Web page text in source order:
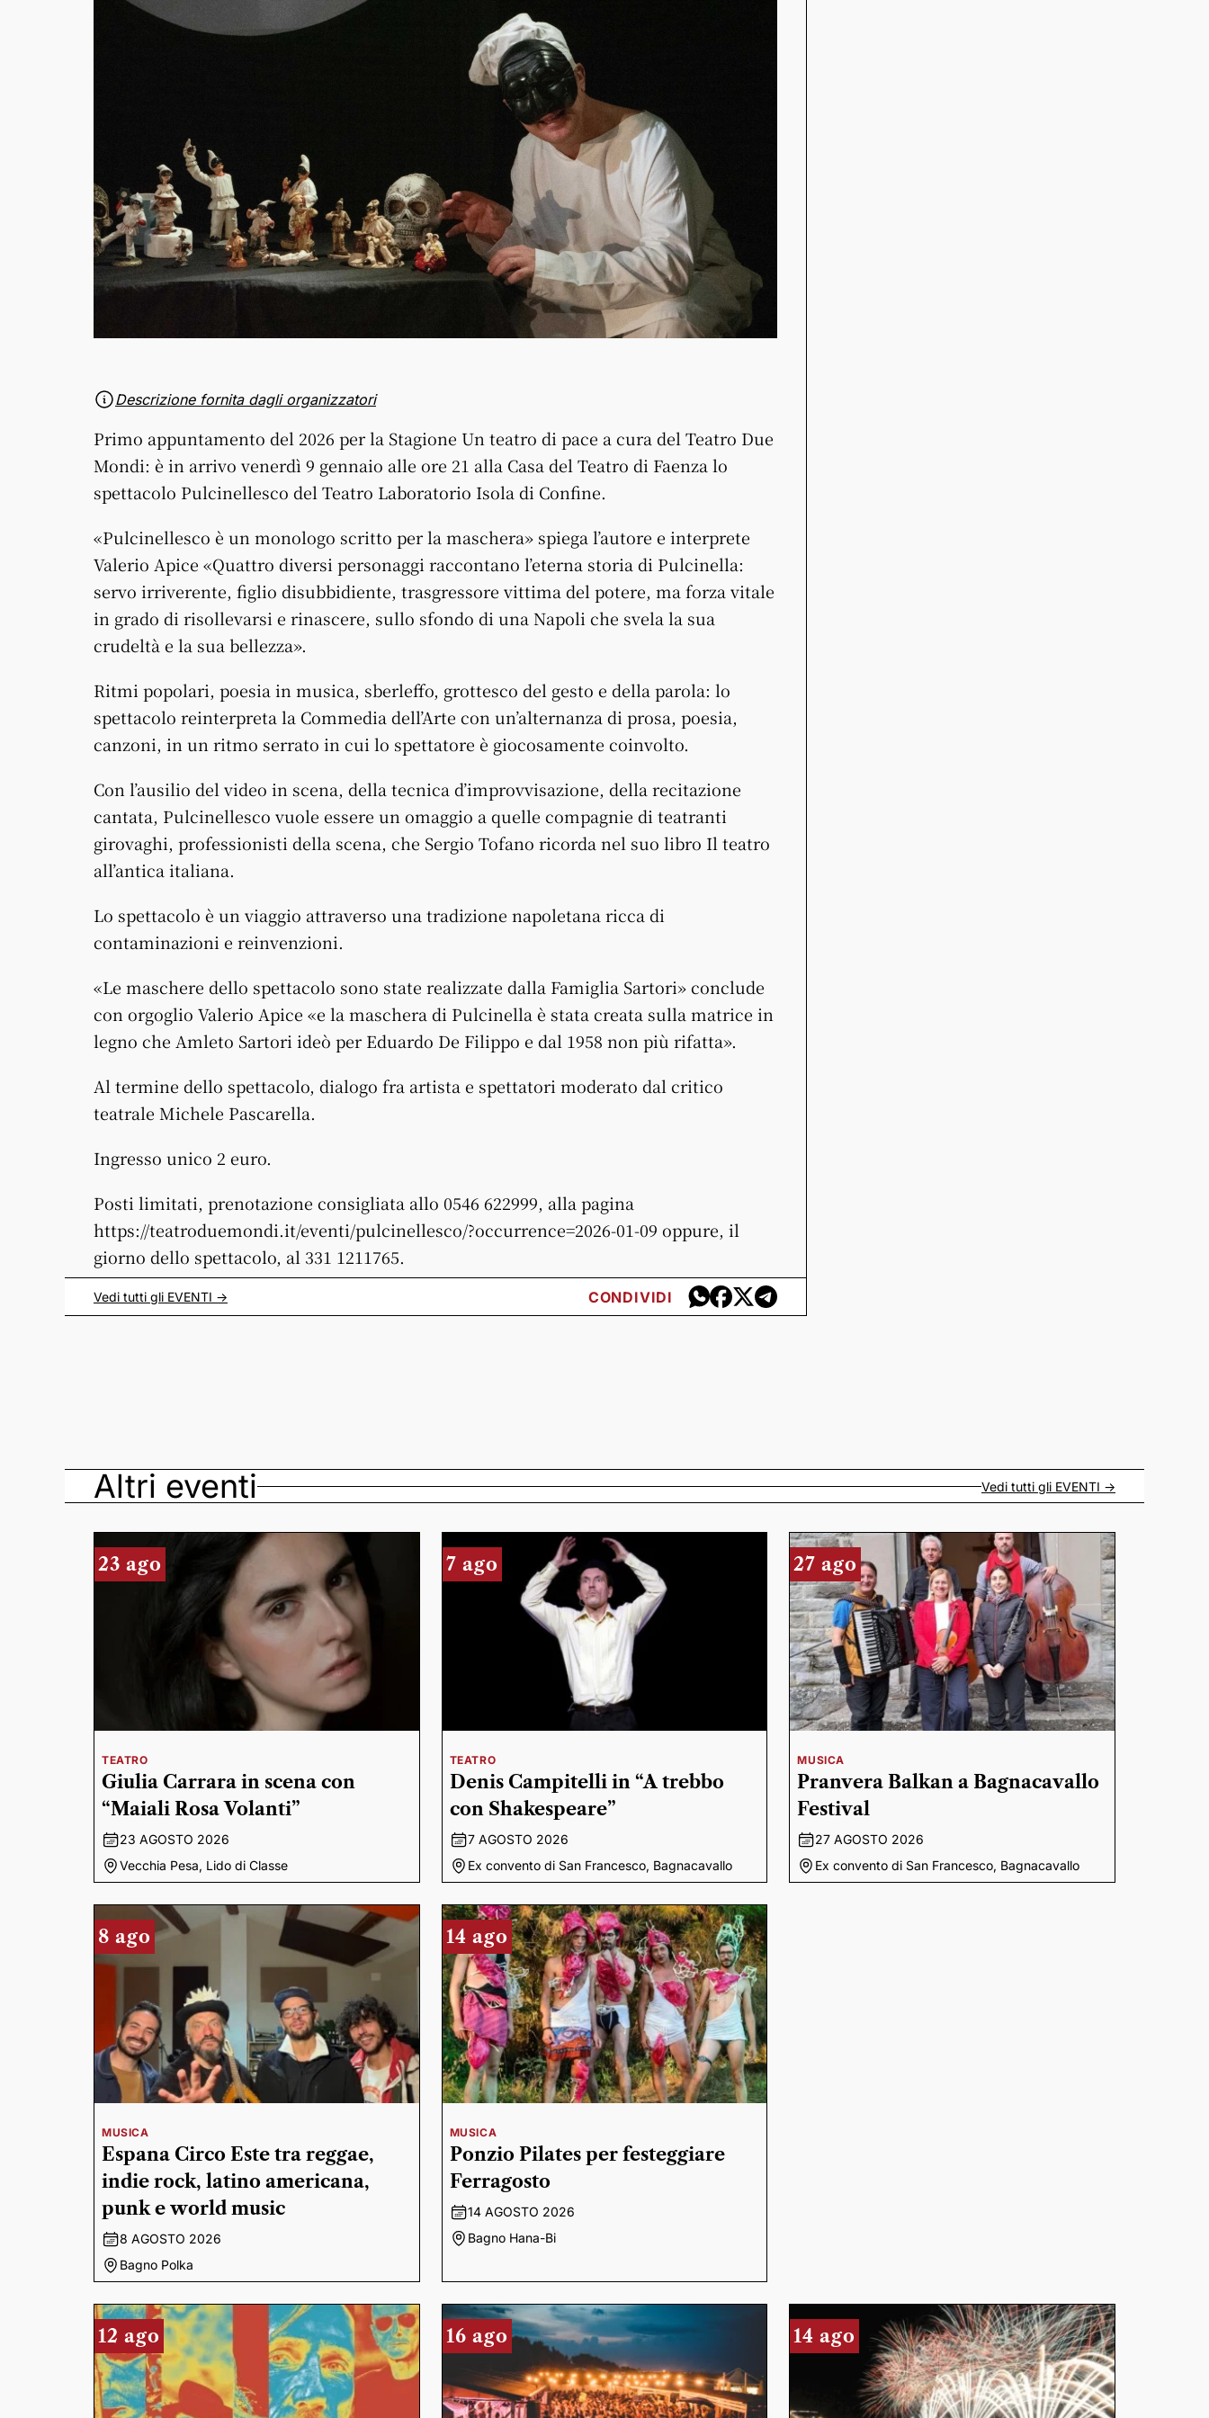
Descrizione fornita dagli organizzatori
Primo appuntamento del 2026 per la Stagione Un teatro di pace a cura del Teatro Due
Mondi: è in arrivo venerdì 9 gennaio alle ore 21 alla Casa del Teatro di Faenza lo
spettacolo Pulcinellesco del Teatro Laboratorio Isola di Confine.
«Pulcinellesco è un monologo scritto per la maschera» spiega l’autore e interprete
Valerio Apice «Quattro diversi personaggi raccontano l’eterna storia di Pulcinella:
servo irriverente, figlio disubbidiente, trasgressore vittima del potere, ma forza vitale
in grado di risollevarsi e rinascere, sullo sfondo di una Napoli che svela la sua
crudeltà e la sua bellezza».
Ritmi popolari, poesia in musica, sberleffo, grottesco del gesto e della parola: lo
spettacolo reinterpreta la Commedia dell’Arte con un’alternanza di prosa, poesia,
canzoni, in un ritmo serrato in cui lo spettatore è giocosamente coinvolto.
Con l’ausilio del video in scena, della tecnica d’improvvisazione, della recitazione
cantata, Pulcinellesco vuole essere un omaggio a quelle compagnie di teatranti
girovaghi, professionisti della scena, che Sergio Tofano ricorda nel suo libro Il teatro
all’antica italiana.
Lo spettacolo è un viaggio attraverso una tradizione napoletana ricca di
contaminazioni e reinvenzioni.
«Le maschere dello spettacolo sono state realizzate dalla Famiglia Sartori» conclude
con orgoglio Valerio Apice «e la maschera di Pulcinella è stata creata sulla matrice in
legno che Amleto Sartori ideò per Eduardo De Filippo e dal 1958 non più rifatta».
Al termine dello spettacolo, dialogo fra artista e spettatori moderato dal critico
teatrale Michele Pascarella.
Ingresso unico 2 euro.
Posti limitati, prenotazione consigliata allo 0546 622999, alla pagina
https://teatroduemondi.it/eventi/pulcinellesco/?occurrence=2026-01-09 oppure, il
giorno dello spettacolo, al 331 1211765.
Vedi tutti gli EVENTI -> CONDIVIDI
Altri eventi Vedi tutti gli EVENTI ->
23 ago
TEATRO
Giulia Carrara in scena con
“Maiali Rosa Volanti”
23 AGOSTO 2026
Vecchia Pesa, Lido di Classe
7 ago
TEATRO
Denis Campitelli in “A trebbo
con Shakespeare”
7 AGOSTO 2026
Ex convento di San Francesco, Bagnacavallo
27 ago
MUSICA
Pranvera Balkan a Bagnacavallo
Festival
27 AGOSTO 2026
Ex convento di San Francesco, Bagnacavallo
8 ago
MUSICA
Espana Circo Este tra reggae,
indie rock, latino americana,
punk e world music
8 AGOSTO 2026
Bagno Polka
14 ago
MUSICA
Ponzio Pilates per festeggiare
Ferragosto
14 AGOSTO 2026
Bagno Hana-Bi
12 ago 16 ago 14 ago